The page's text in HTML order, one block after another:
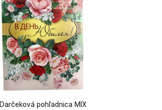
Darčeková pohľadnica MIX